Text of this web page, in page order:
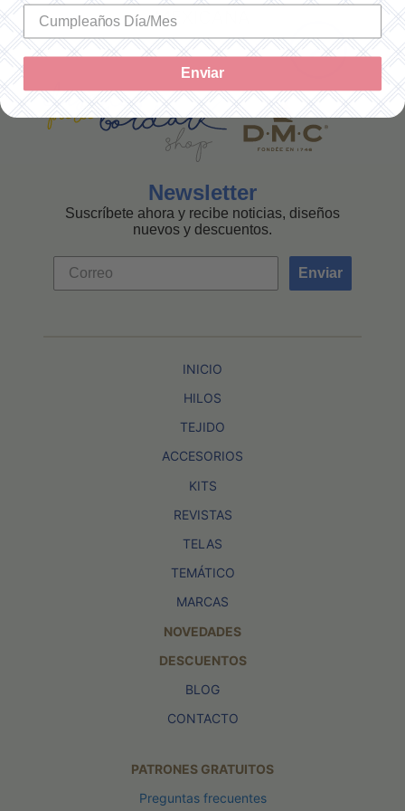
MEXICANA
Newsletter
Suscríbete ahora y recibe noticias, diseños
nuevos y descuentos.
Enviar
INICIO
HILOS
TEJIDO
ACCESORIOS
KITS
REVISTAS
TELAS
TEMÁTICO
MARCAS
NOVEDADES
DESCUENTOS
BLOG
CONTACTO
PATRONES GRATUITOS
Preguntas frecuentes
Enviar